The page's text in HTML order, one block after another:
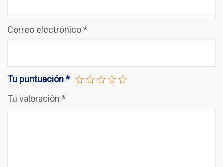
Correo electrónico*
Tu puntuación*
Tu valoración *